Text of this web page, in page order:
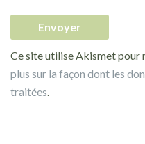
Ce site utilise Akismet pour
plus sur la façon dont les
traitées